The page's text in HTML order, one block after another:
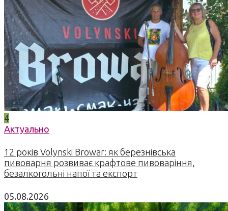
4
Актуально
12 років Volynski Browar: як березнівська
пивоварня розвиває крафтове пивоваріння,
безалкогольні напої та експорт
05.08.2026